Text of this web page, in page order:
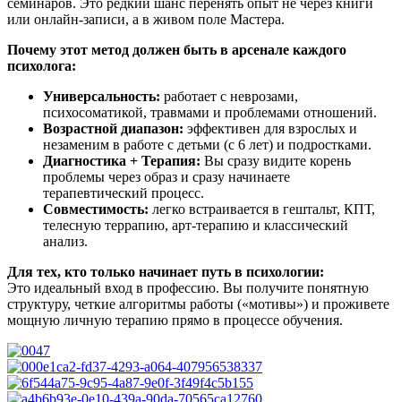
или онлайн-записи, а в живом поле Мастера.
Почему этот метод должен быть в арсенале каждого
психолога:
Универсальность: работает с неврозами,
психосоматикой, травмами и проблемами отношений.
Возрастной диапазон: эффективен для взрослых и
незаменим в работе с детьми (с 6 лет) и подростками.
Диагностика + Терапия: Вы сразу видите корень
проблемы через образ и сразу начинаете
терапевтический процесс.
Совместимость: легко встраивается в гештальт, КПТ,
телесную террапию, арт-терапию и классический
анализ.
Для тех, кто только начинает путь в психологии:
Это идеальный вход в профессию. Вы получите понятную
структуру, четкие алгоритмы работы («мотивы») и проживете
мощную личную терапию прямо в процессе обучения.